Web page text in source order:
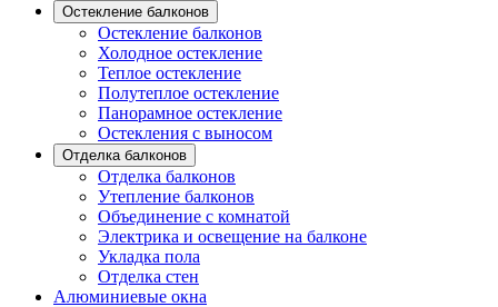
Остекление балконов
Остекление балконов
Холодное остекление
Теплое остекление
Полутеплое остекление
Панорамное остекление
Остекления с выносом
Отделка балконов
Отделка балконов
Утепление балконов
Объединение с комнатой
Электрика и освещение на балконе
Укладка пола
Отделка стен
Алюминиевые окна